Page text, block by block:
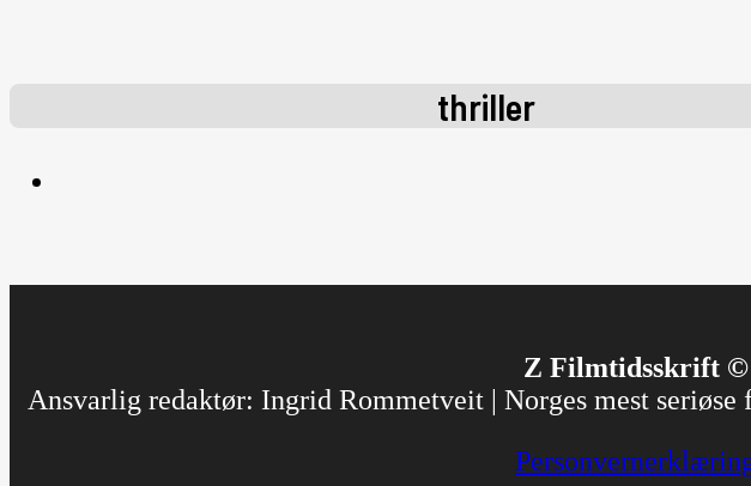
thriller
Z Filmtidsskrift ©
Ansvarlig redaktør: Ingrid Rommetveit | Norges mest